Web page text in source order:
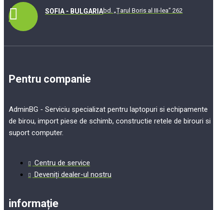
SOFIA - BULGARIAbd. „Țarul Boris al III-lea” 262
Pentru companie
AdminBG - Serviciu specializat pentru laptopuri si echipamente
de birou, import piese de schimb, constructie retele de birouri si
suport computer.
Centru de service
Deveniți dealer-ul nostru
informație